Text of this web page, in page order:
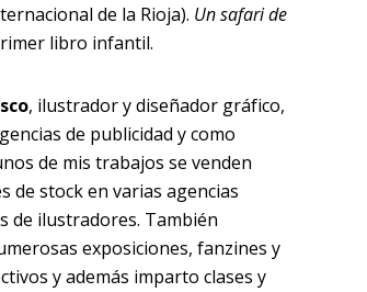
de la Rioja). Un safari de
libro infantil.
, ilustrador y diseñador gráfico,
de publicidad y como
de mis trabajos se venden
de stock en varias agencias
de ilustradores. También
exposiciones, fanzines y
y además imparto clases y